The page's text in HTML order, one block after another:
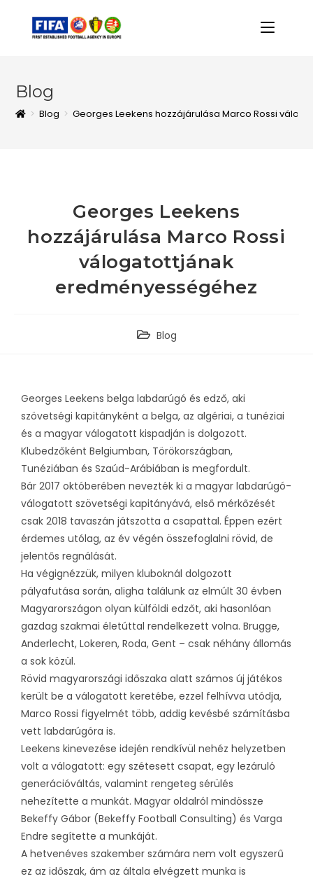
Blog
> Blog > Georges Leekens hozzájárulása Marco Rossi
Georges Leekens
hozzájárulása Marco Rossi
válogatottjának
eredményességéhez
Blog
Georges Leekens belga labdarúgó és edző, aki
szövetségi kapitányként a belga, az algériai, a tunéziai
és a magyar válogatott kispadján is dolgozott.
Klubedzőként Belgiumban, Törökországban,
Tunéziában és Szaúd-Arábiában is megfordult.
Bár 2017 októberében nevezték ki a magyar labdarúgó-
válogatott szövetségi kapitányává, első mérkőzését
csak 2018 tavaszán játszotta a csapattal. Éppen ezért
érdemes utólag, az év végén összefoglalni rövid, de
jelentős regnálását.
Ha végignézzük, milyen kluboknál dolgozott
pályafutása során, aligha találunk az elmúlt 30 évben
Magyarországon olyan külföldi edzőt, aki hasonlóan
gazdag szakmai életúttal rendelkezett volna. Brugge,
Anderlecht, Lokeren, Roda, Gent – csak néhány állomás
a sok közül.
Rövid magyarországi időszaka alatt számos új játékos
került be a válogatott keretébe, ezzel felhívva utódja,
Marco Rossi figyelmét több, addig kevésbé számításba
vett labdarúgóra is.
Leekens kinevezése idején rendkívül nehéz helyzetben
volt a válogatott: egy szétesett csapat, egy lezáruló
generációváltás, valamint rengeteg sérülés
nehezítette a munkát. Magyar oldalról mindössze
Bekeffy Gábor (Bekeffy Football Consulting) és Varga
Endre segítette a munkáját.
A hetvenéves szakember számára nem volt egyszerű
ez az időszak, ám az általa elvégzett munka is